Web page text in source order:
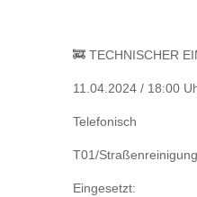
🚒 TECHNISCHER
11.04.2024 / 18:00
Telefonisch
T01/
Eingesetzt: